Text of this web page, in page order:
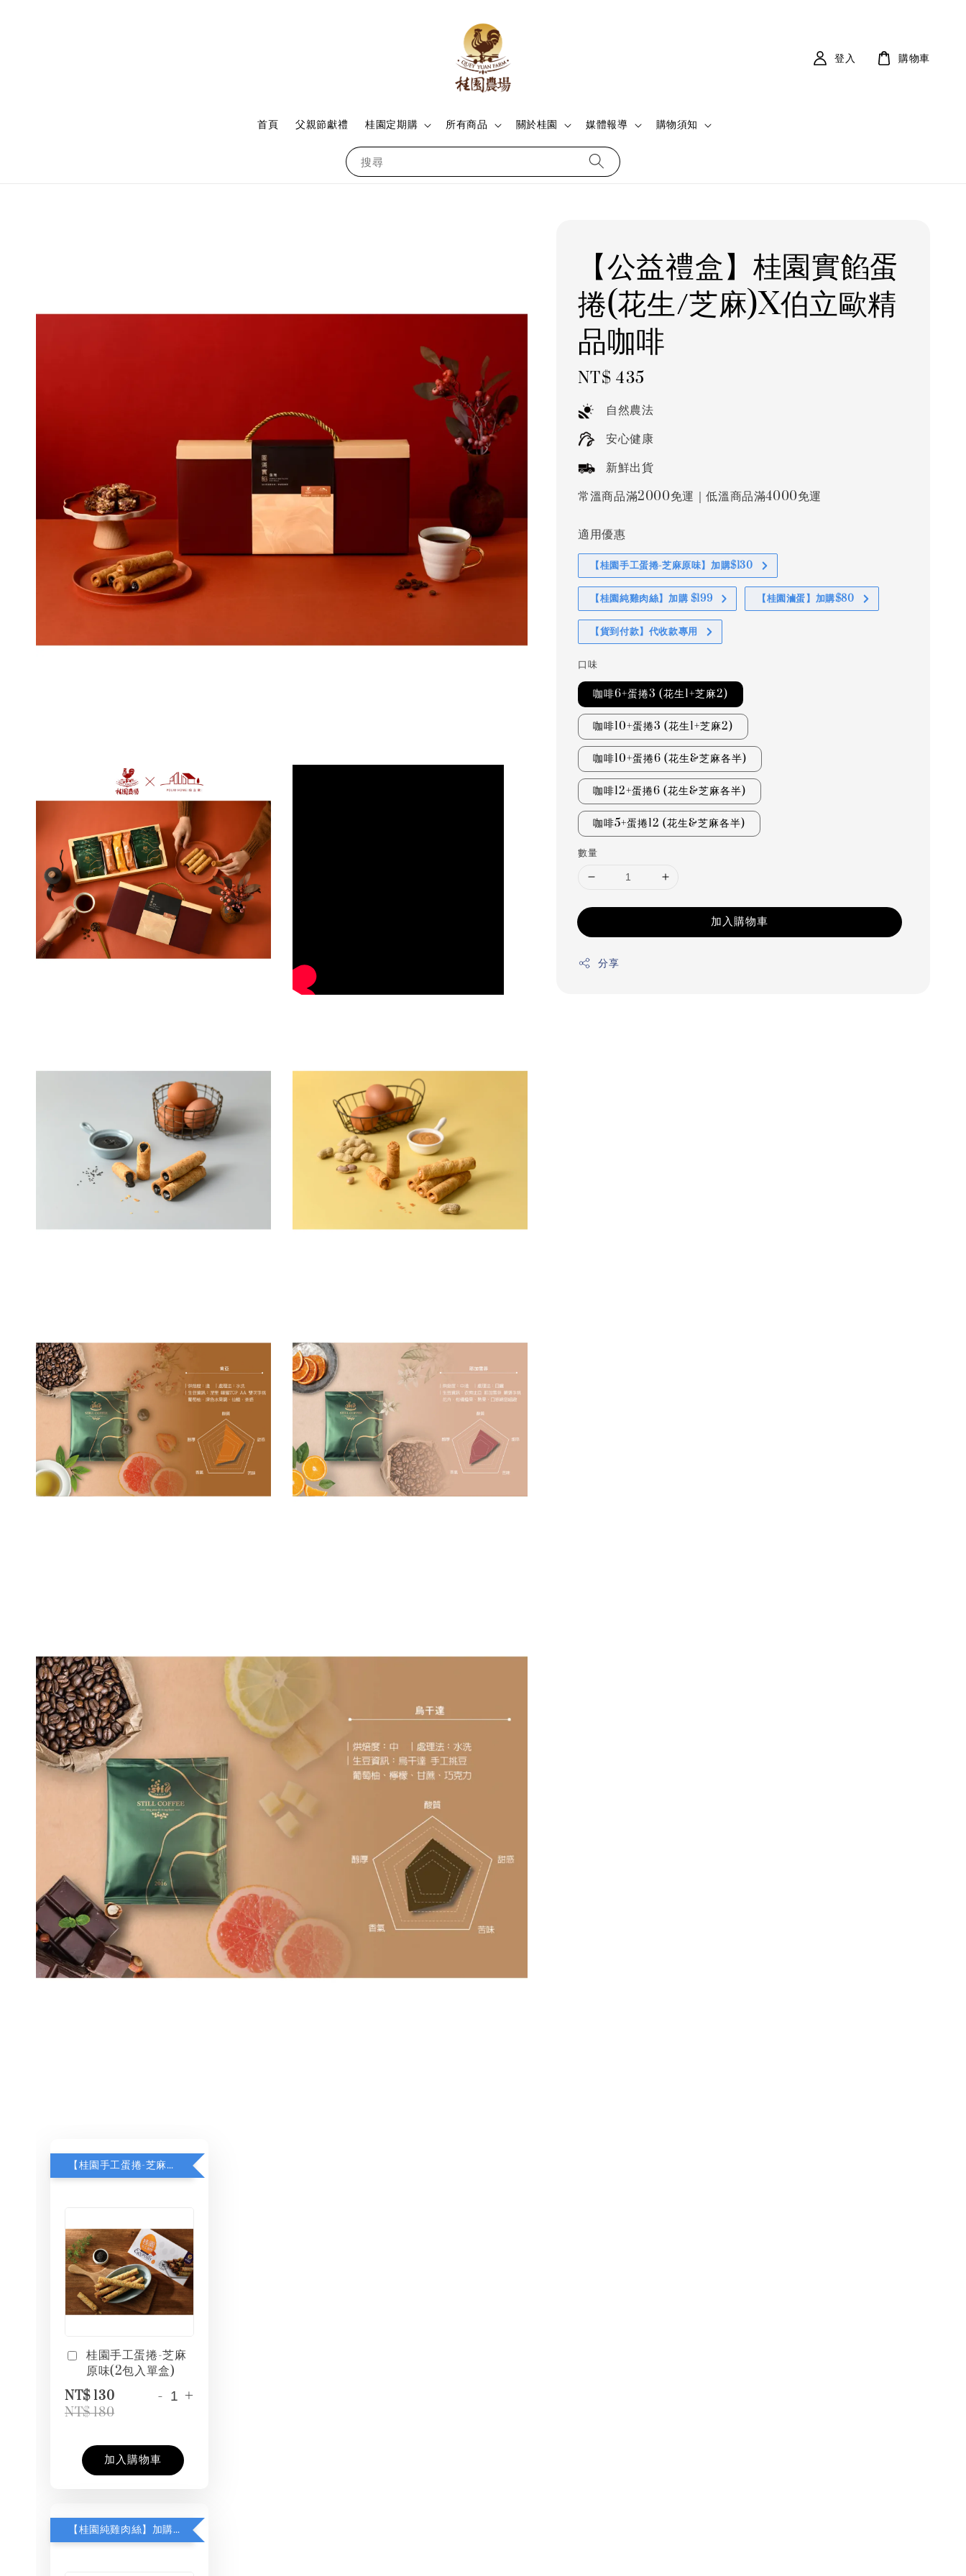
搜尋
首頁 父親節獻禮 桂園定期購 所有商品 關於桂園 媒體報導 購物須知
登入 購物車
【公益禮盒】桂園實餡蛋
捲(花生/芝麻)X伯立歐精
品咖啡
Regular
price
NT$ 435
自然農法
安心健康
新鮮出貨
常溫商品滿2000免運｜低溫商品滿4000免運
適用優惠
【桂園手工蛋捲-芝麻原味】加購$130
【桂園純雞肉絲】加購 $199 【桂園滷蛋】加購$80
【貨到付款】代收款專用
口味
咖啡6+蛋捲3 (花生1+芝麻2)
咖啡10+蛋捲3 (花生1+芝麻2)
咖啡10+蛋捲6 (花生&芝麻各半)
咖啡12+蛋捲6 (花生&芝麻各半)
咖啡5+蛋捲12 (花生&芝麻各半)
數量
加入購物車
分享
【桂園手工蛋捲-芝麻原味】加購$130
桂園手工蛋捲-芝麻
原味(2包入單盒)
NT$ 130
NT$ 180
- +
加入購物車
【桂園純雞肉絲】加購 $199